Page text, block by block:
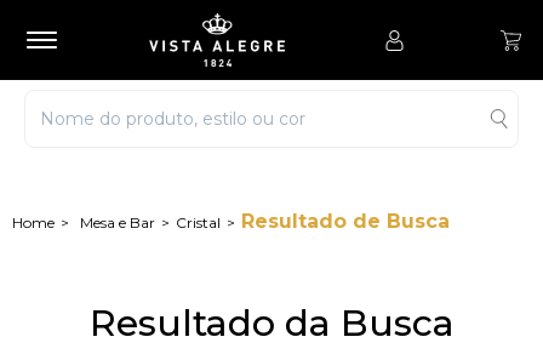
Mesa e Bar Cristal Resultado de Busca
Resultado da Busca